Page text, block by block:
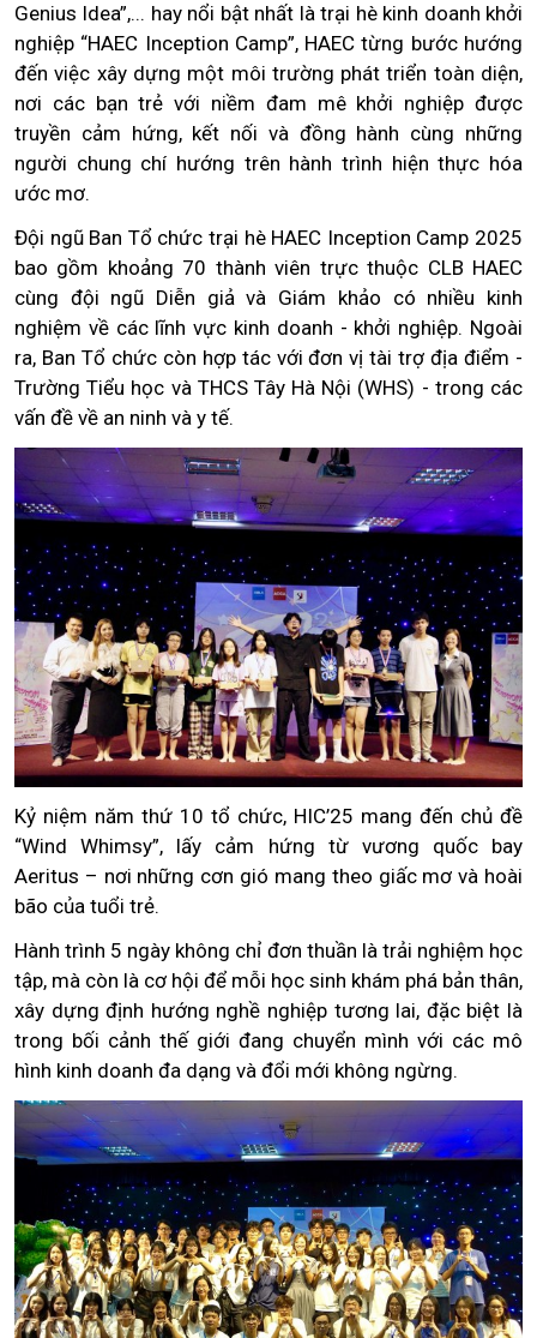
Genius Idea”,... hay nổi bật nhất là trại hè kinh doanh khởi
nghiệp “HAEC Inception Camp”, HAEC từng bước hướng
đến việc xây dựng một môi trường phát triển toàn diện,
nơi các bạn trẻ với niềm đam mê khởi nghiệp được
truyền cảm hứng, kết nối và đồng hành cùng những
người chung chí hướng trên hành trình hiện thực hóa
ước mơ.
Đội ngũ Ban Tổ chức trại hè HAEC Inception Camp 2025
bao gồm khoảng 70 thành viên trực thuộc CLB HAEC
cùng đội ngũ Diễn giả và Giám khảo có nhiều kinh
nghiệm về các lĩnh vực kinh doanh - khởi nghiệp. Ngoài
ra, Ban Tổ chức còn hợp tác với đơn vị tài trợ địa điểm -
Trường Tiểu học và THCS Tây Hà Nội (WHS) - trong các
vấn đề về an ninh và y tế.
Kỷ niệm năm thứ 10 tổ chức, HIC’25 mang đến chủ đề
“Wind Whimsy”, lấy cảm hứng từ vương quốc bay
Aeritus – nơi những cơn gió mang theo giấc mơ và hoài
bão của tuổi trẻ.
Hành trình 5 ngày không chỉ đơn thuần là trải nghiệm học
tập, mà còn là cơ hội để mỗi học sinh khám phá bản thân,
xây dựng định hướng nghề nghiệp tương lai, đặc biệt là
trong bối cảnh thế giới đang chuyển mình với các mô
hình kinh doanh đa dạng và đổi mới không ngừng.